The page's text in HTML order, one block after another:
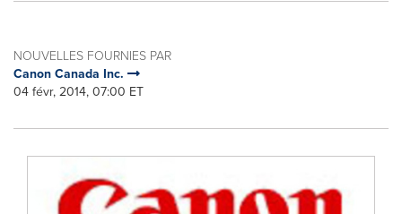
NOUVELLES FOURNIES PAR
Canon Canada Inc.
04 févr, 2014, 07:00 ET